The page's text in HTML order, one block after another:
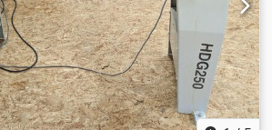
- Spindel und Reitstock mit
(3 Riemenstufen): Stufe 1:
2: 100 – 2.200 U/min | Stufe 3: 150
150 mm (mit Skala) -
Trapezgewinde und
(für ER25 Bohrpinole) - Motor 2,2 kW